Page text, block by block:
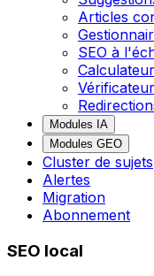
Articles
SEO à
Modules IA
Modules GEO
Cluster de sujets
Alertes
Migration
Abonnement
SEO local